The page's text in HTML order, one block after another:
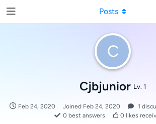
C
Cjbjunior Lv. 1
Feb 24, 2020 Joined Feb 24, 2020 1
0 best answers 0 likes
Posts